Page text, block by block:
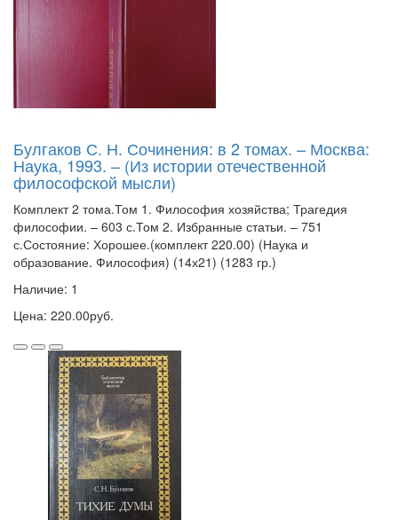
Булгаков С. Н. Сочинения: в 2 томах. – Москва:
Наука, 1993. – (Из истории отечественной
философской мысли)
Комплект 2 тома.Том 1. Философия хозяйства; Трагедия
философии. – 603 с.Том 2. Избранные статьи. – 751
с.Состояние: Хорошее.(комплект 220.00) (Наука и
образование. Философия) (14х21) (1283 гр.)
Наличие: 1
Цена: 220.00руб.